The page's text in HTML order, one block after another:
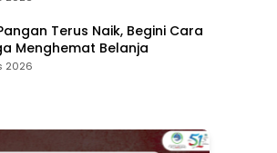
Terus Naik, Begini Cara
Menghemat Belanja
2026